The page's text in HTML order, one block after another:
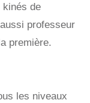
kinés de
professeur
première.
les niveaux